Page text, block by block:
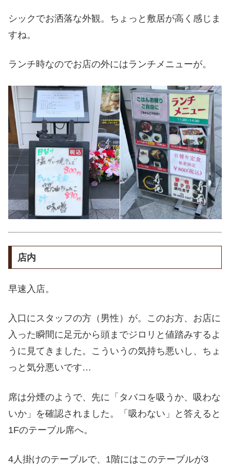
シックでお洒落な外観。ちょっと敷居が高く感じま
すね。
ランチ時なのでお店の外にはランチメニューが。
店内
早速入店。
入口にスタッフの方（男性）が。このお方、お店に
入った瞬間に足元から頭までジロリと値踏みするよ
うに見てきました。こういうの気持ち悪いし、ちょ
っと気分悪いです…
席は分煙のようで、先に「タバコを吸うか、吸わな
いか」を確認されました。「吸わない」と答えると
1Fのテーブル席へ。
4人掛けのテーブルで、1階にはこのテーブルが3